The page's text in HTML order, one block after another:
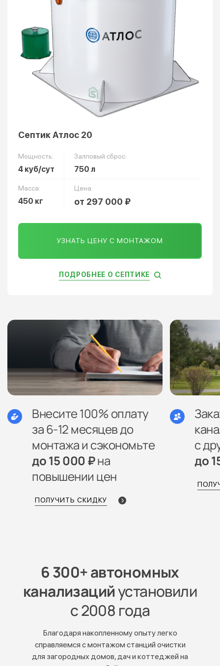
Септик Атлос 20
Мощность:
4 куб/сут
Залповый сброс:
750 л
Масса:
450 кг
Цена:
от 297 000 ₽
УЗНАТЬ ЦЕНУ С МОНТАЖОМ
ПОДРОБНЕЕ О СЕПТИКЕ
Внесите 100% оплату
за 6-12 месяцев до
монтажа и сэкономьте
до 15 000 ₽на
повышении цен
ПОЛУЧИТЬ СКИДКУ
с
до
6 300+ автономных
канализацийустановили
с 2008 года
Благодаря накопленному опыту легко
справляемся с монтажом станций очистки
для загородных домов, дач и коттеджей на